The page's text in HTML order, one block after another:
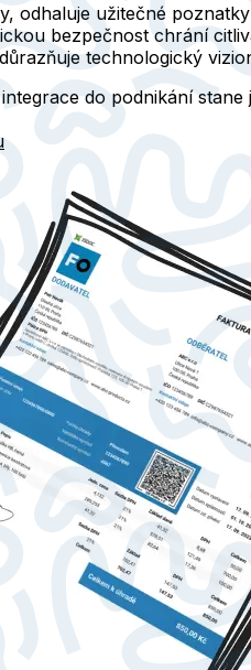
užitečné
bezpečnost chrání
technologický
do podnikání